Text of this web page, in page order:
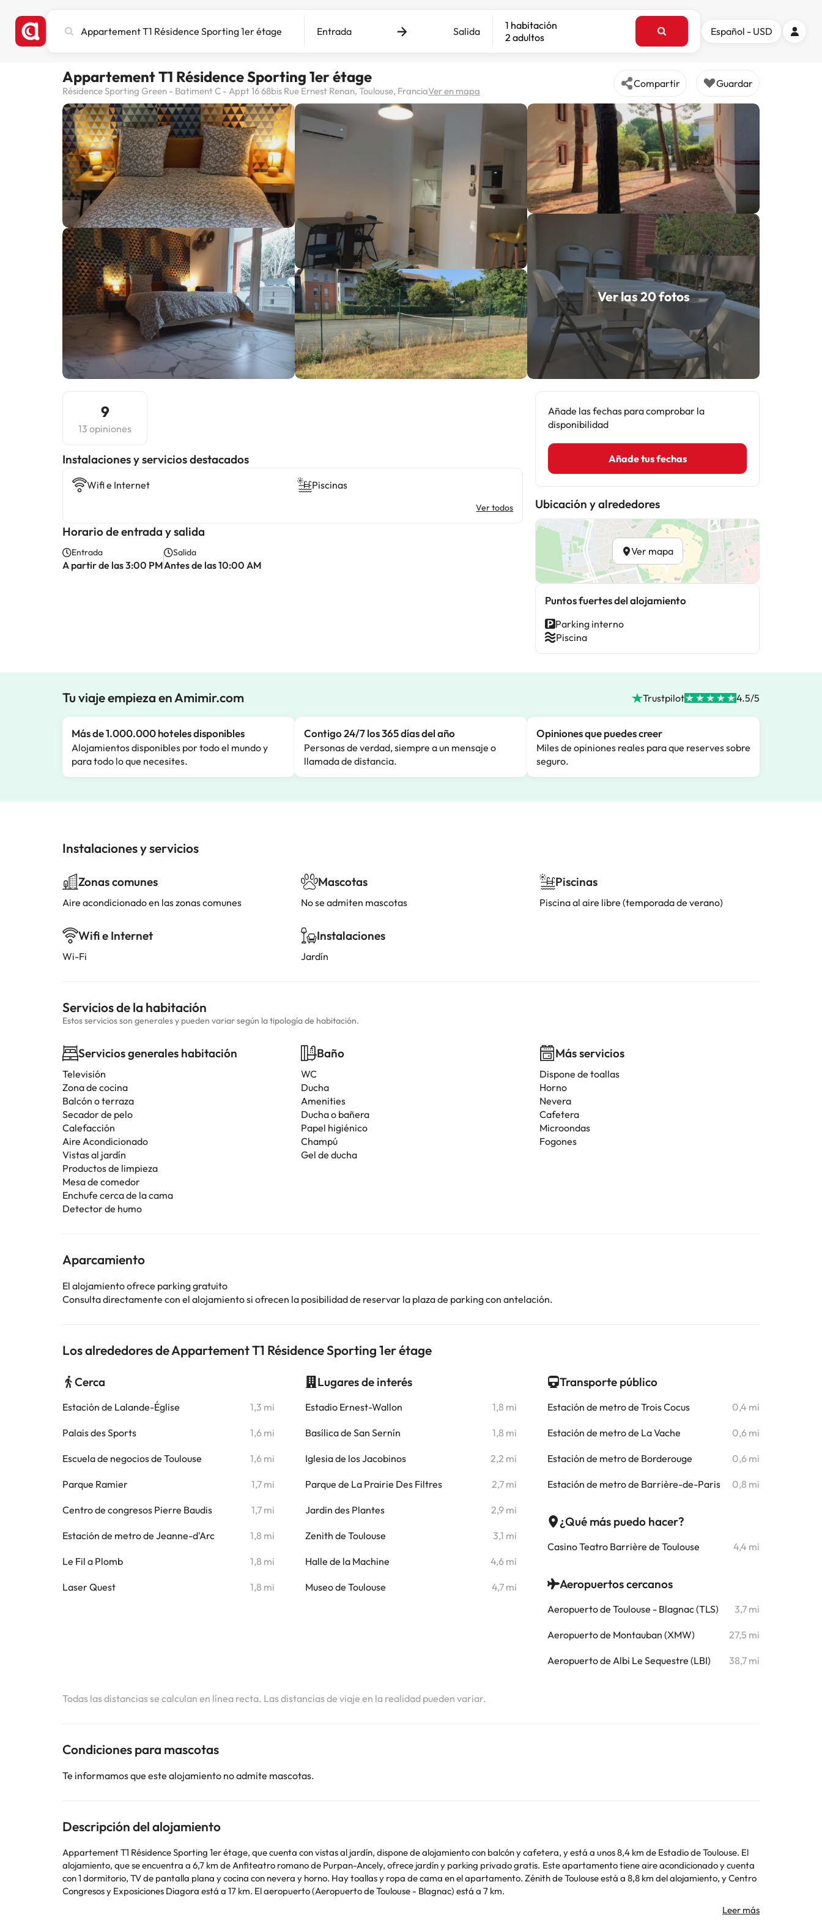
ciudad,
destino
Entrada Salida
1 habitación
2 adultos
Español - USD
Appartement T1 Résidence Sporting 1er étage
Résidence Sporting Green - Batiment C - Appt 16 68bis Rue Ernest Renan, Toulouse, FranciaVer en mapa
Compartir Guardar
Ver las 20 fotos
9
13 opiniones
Instalaciones y servicios destacados
Wifi e Internet Piscinas
Ver todos
Horario de entrada y salida
Entrada
A partir de las 3:00 PM
Salida
Antes de las 10:00 AM
Añade las fechas para comprobar la
disponibilidad
Añade tus fechas
Ubicación y alrededores
Ver mapa
Puntos fuertes del alojamiento
Parking interno
Piscina
Tu viaje empieza en Amimir.com Trustpilot 4.5/5
Más de 1.000.000 hoteles disponibles
Alojamientos disponibles por todo el mundo y
para todo lo que necesites.
Contigo 24/7 los 365 días del año
Personas de verdad, siempre a un mensaje o
llamada de distancia.
Opiniones que puedes creer
Miles de opiniones reales para que reserves sobre
seguro.
Instalaciones y servicios
Zonas comunes
Aire acondicionado en las zonas comunes
Wifi e Internet
Wi-Fi
Mascotas
No se admiten mascotas
Instalaciones
Jardín
Piscinas
Piscina al aire libre (temporada de verano)
Servicios de la habitación
Estos servicios son generales y pueden variar según la tipología de habitación.
Servicios generales habitación
Televisión
Zona de cocina
Balcón o terraza
Secador de pelo
Calefacción
Aire Acondicionado
Vistas al jardín
Productos de limpieza
Mesa de comedor
Enchufe cerca de la cama
Detector de humo
Baño
WC
Ducha
Amenities
Ducha o bañera
Papel higiénico
Champú
Gel de ducha
Más servicios
Dispone de toallas
Horno
Nevera
Cafetera
Microondas
Fogones
Aparcamiento
El alojamiento ofrece parking gratuito
Consulta directamente con el alojamiento si ofrecen la posibilidad de reservar la plaza de parking con antelación.
Los alrededores de Appartement T1 Résidence Sporting 1er étage
Cerca
Estación de Lalande-Église 1,3 mi
Palais des Sports 1,6 mi
Escuela de negocios de Toulouse 1,6 mi
Parque Ramier 1,7 mi
Centro de congresos Pierre Baudis 1,7 mi
Estación de metro de Jeanne-d'Arc 1,8 mi
Le Fil a Plomb 1,8 mi
Laser Quest 1,8 mi
Lugares de interés
Estadio Ernest-Wallon 1,8 mi
Basílica de San Sernín 1,8 mi
Iglesia de los Jacobinos 2,2 mi
Parque de La Prairie Des Filtres 2,7 mi
Jardin des Plantes 2,9 mi
Zenith de Toulouse 3,1 mi
Halle de la Machine 4,6 mi
Museo de Toulouse 4,7 mi
Transporte público
Estación de metro de Trois Cocus 0,4 mi
Estación de metro de La Vache 0,6 mi
Estación de metro de Borderouge 0,6 mi
Estación de metro de Barrière-de-Paris 0,8 mi
¿Qué más puedo hacer?
Casino Teatro Barrière de Toulouse 4,4 mi
Aeropuertos cercanos
Aeropuerto de Toulouse - Blagnac (TLS) 3,7 mi
Aeropuerto de Montauban (XMW) 27,5 mi
Aeropuerto de Albi Le Sequestre (LBI) 38,7 mi
Todas las distancias se calculan en línea recta. Las distancias de viaje en la realidad pueden variar.
Condiciones para mascotas
Te informamos que este alojamiento no admite mascotas.
Descripción del alojamiento
Appartement T1 Résidence Sporting 1er étage, que cuenta con vistas al jardín, dispone de alojamiento con balcón y cafetera, y está a unos 8,4 km de Estadio de Toulouse. El
alojamiento, que se encuentra a 6,7 km de Anfiteatro romano de Purpan-Ancely, ofrece jardín y parking privado gratis. Este apartamento tiene aire acondicionado y cuenta
con 1 dormitorio, TV de pantalla plana y cocina con nevera y horno. Hay toallas y ropa de cama en el apartamento. Zénith de Toulouse está a 8,8 km del alojamiento, y Centro
Congresos y Exposiciones Diagora está a 17 km. El aeropuerto (Aeropuerto de Toulouse - Blagnac) está a 7 km.